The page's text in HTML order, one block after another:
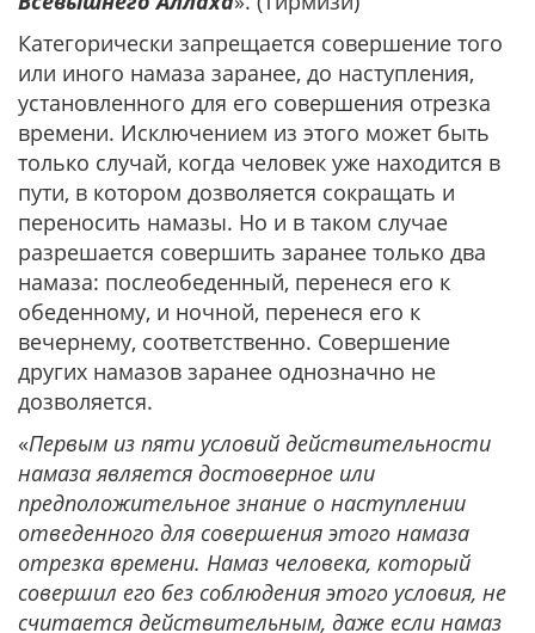
Категорически запрещается совершение того
или иного намаза заранее, до наступления,
установленного для его совершения отрезка
времени. Исключением из этого может быть
только случай, когда человек уже находится в
пути, в котором дозволяется сокращать и
переносить намазы. Но и в таком случае
разрешается совершить заранее только два
намаза: послеобеденный, перенеся его к
обеденному, и ночной, перенеся его к
вечернему, соответственно. Совершение
других намазов заранее однозначно не
дозволяется.
«Первым из пяти условий действительности
намаза является достоверное или
предположительное знание о наступлении
отведенного для совершения этого намаза
отрезка времени. Намаз человека, который
совершил его без соблюдения этого условия, не
считается действительным, даже если намаз